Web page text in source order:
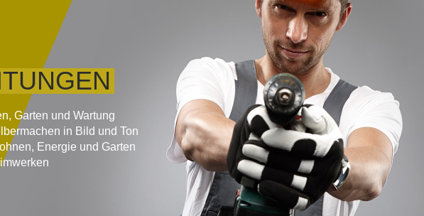
Garten und Wartung
in Bild und Ton
Energie und Garten